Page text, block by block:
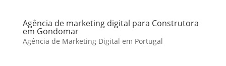
Agência de marketing digital para Construtora
em Gondomar
Agência de Marketing Digital em Portugal